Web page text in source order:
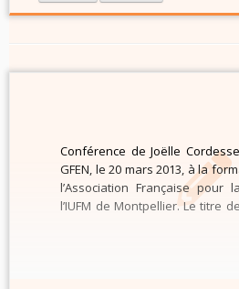
Conférence de Joëlle
GFEN, le 20 mars 2013, à la
l’Association Française pour
l’IUFM de Montpellier. Le titre